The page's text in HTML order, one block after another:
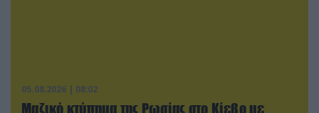
05.08.2026 | 08:02
Μαζικό κτύπημα της Ρωσίας στο Κίεβο με